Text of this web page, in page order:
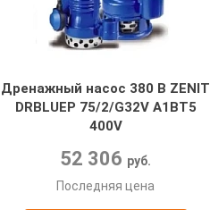
Дренажный насос 380 В ZENIT
DRBLUEP 75/2/G32V A1BT5
400V
52 306 руб.
Последняя цена